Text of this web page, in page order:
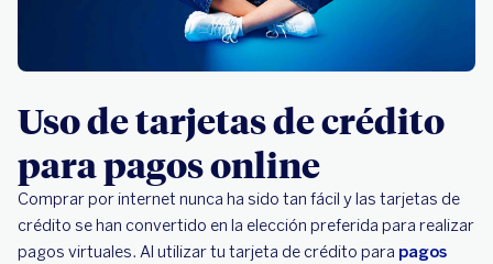
Uso de tarjetas de crédito
para pagos online
Comprar por internet nunca ha sido tan fácil y las tarjetas de
crédito se han convertido en la elección preferida para realizar
pagos virtuales. Al utilizar tu tarjeta de crédito para pagos